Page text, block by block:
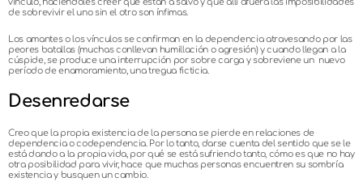
de sobrevivir el uno sin el otro son ínfimas.
Los amantes o los vínculos se confirman en la dependencia atravesando por las
peores batallas (muchas conllevan humillación o agresión) y cuando llegan a la
cúspide, se produce una interrupción por sobre carga y sobreviene un nuevo
período de enamoramiento, una tregua ficticia.
Desenredarse
Creo que la propia existencia de la persona se pierde en relaciones de
dependencia o codependencia. Por lo tanto, darse cuenta del sentido que se le
está dando a la propia vida, por qué se está sufriendo tanto, cómo es que no hay
otra posibilidad para vivir, hace que muchas personas encuentren su sombría
existencia y busquen un cambio.